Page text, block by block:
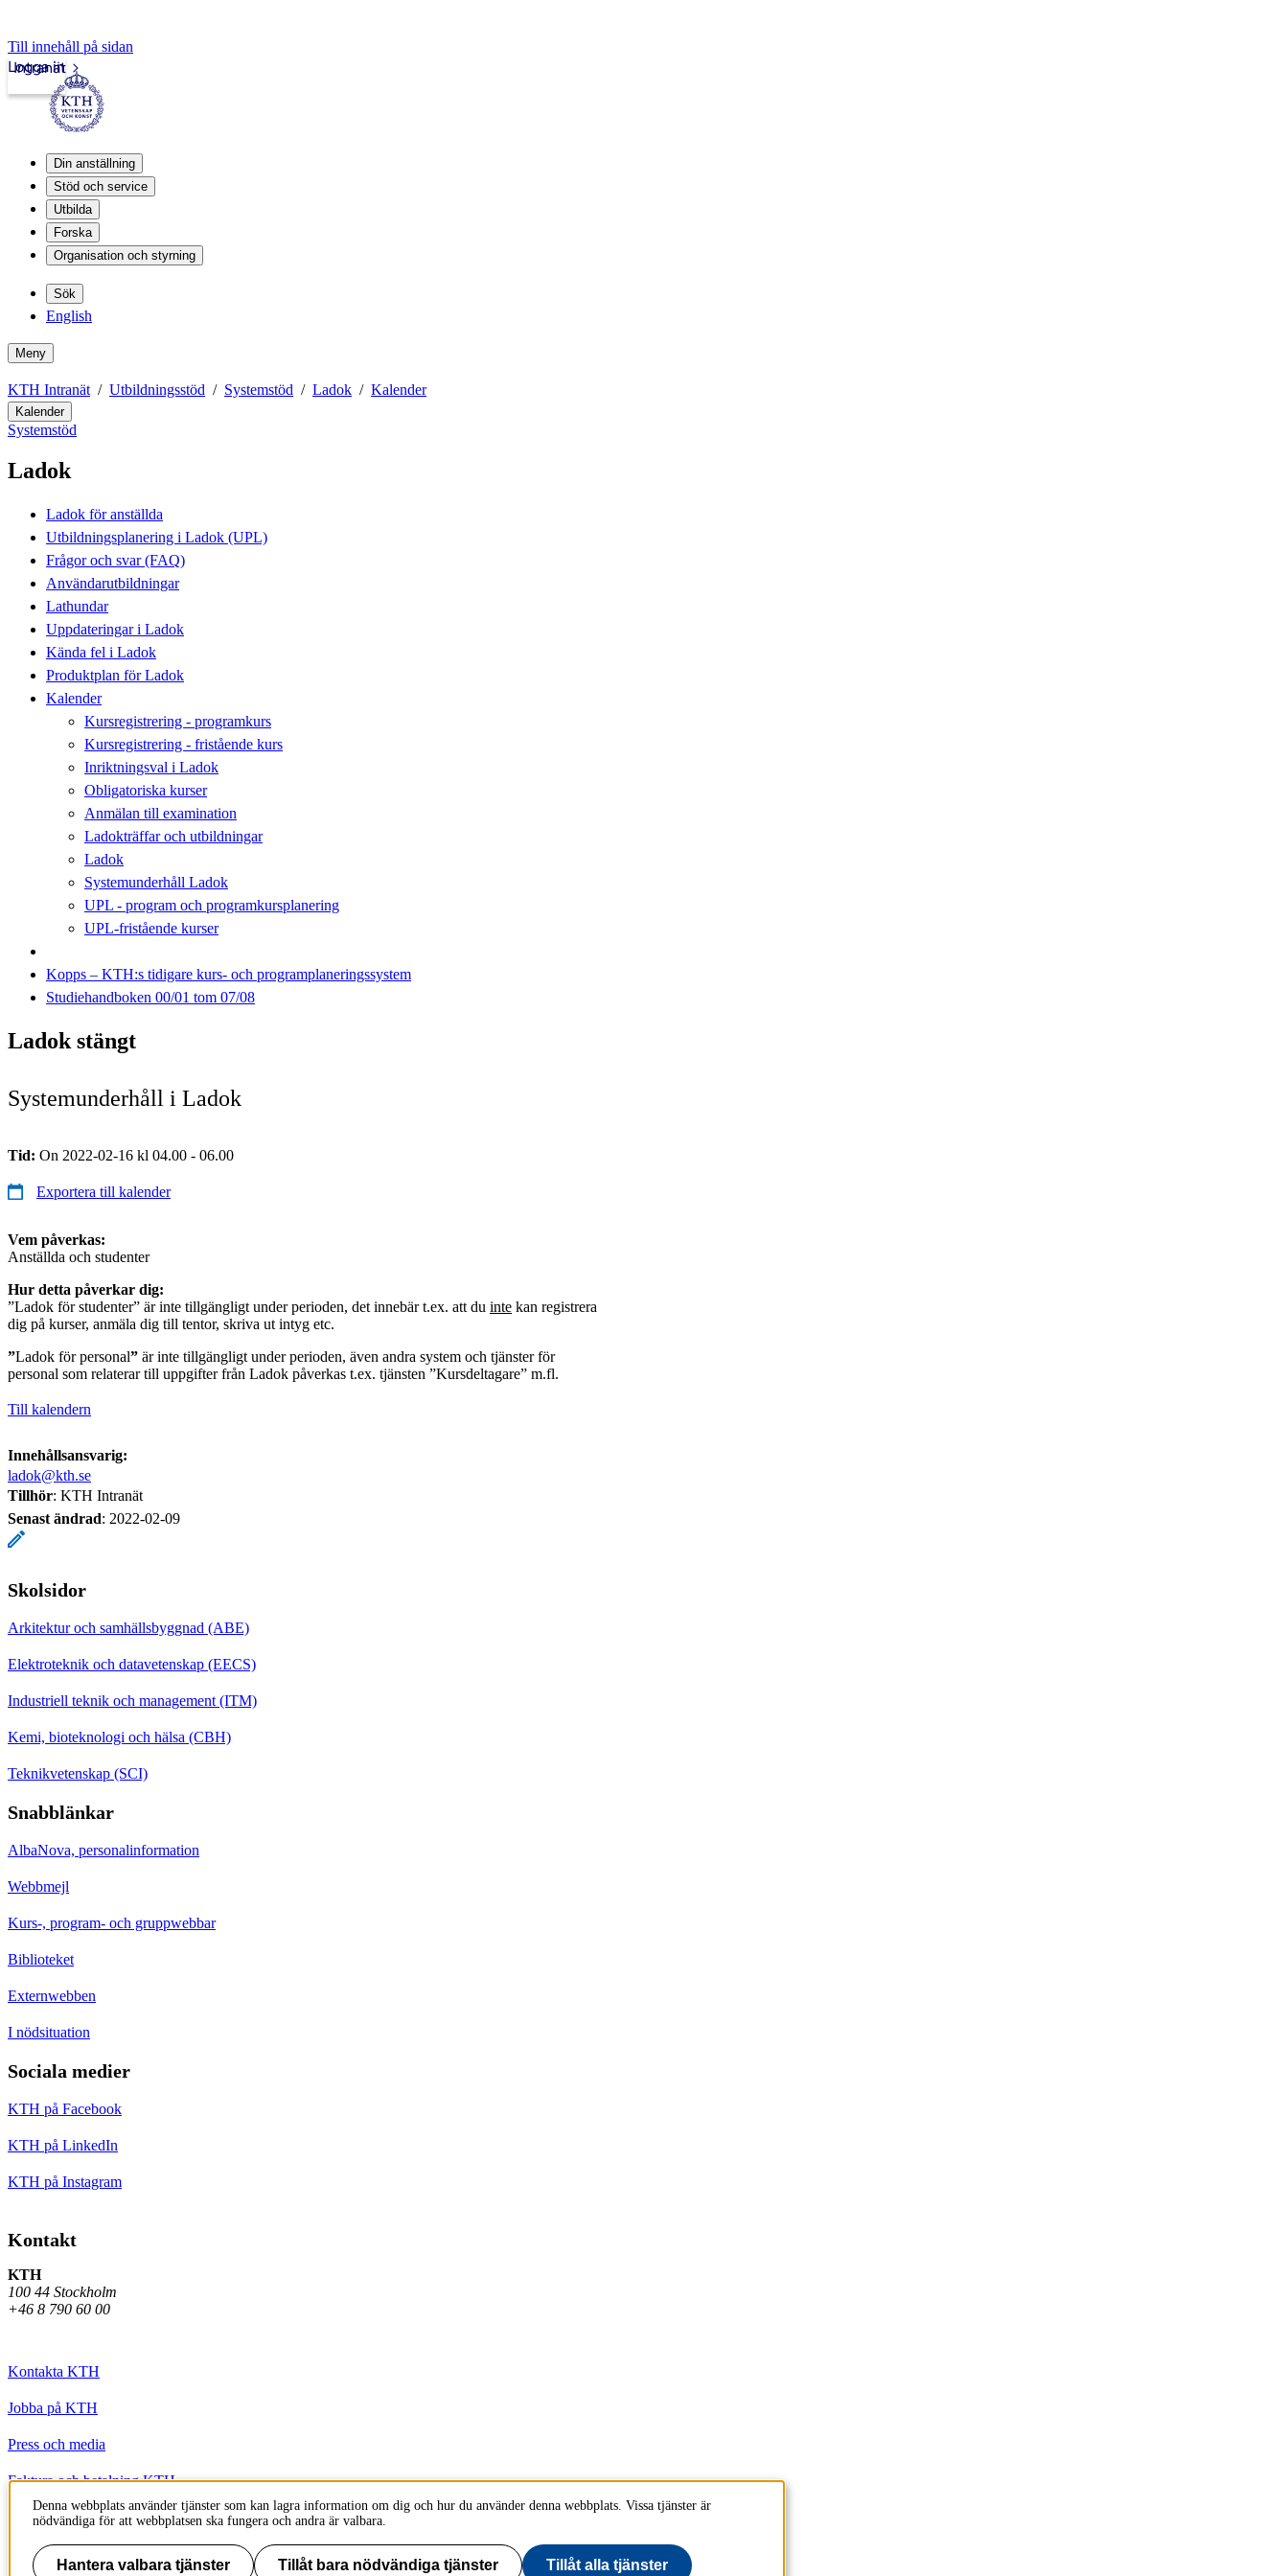
Till innehåll på sidan
Intranät
Logga in
Din anställning
Stöd och service
Utbilda
Forska
Organisation och styrning
Sök
English
Meny
KTH Intranät Utbildningsstöd Systemstöd Ladok Kalender
Kalender
Systemstöd
Ladok
Ladok för anställda
Utbildningsplanering i Ladok (UPL)
Frågor och svar (FAQ)
Användarutbildningar
Lathundar
Uppdateringar i Ladok
Kända fel i Ladok
Produktplan för Ladok
Kalender
Kursregistrering - programkurs
Kursregistrering - fristående kurs
Inriktningsval i Ladok
Obligatoriska kurser
Anmälan till examination
Ladokträffar och utbildningar
Ladok
Systemunderhåll Ladok
UPL - program och programkursplanering
UPL-fristående kurser
Kopps – KTH:s tidigare kurs- och programplaneringssystem
Studiehandboken 00/01 tom 07/08
Ladok stängt
Systemunderhåll i Ladok
Tid: On 2022-02-16 kl 04.00 - 06.00
Exportera till kalender
Vem påverkas:
Anställda och studenter
Hur detta påverkar dig:
”Ladok för studenter” är inte tillgängligt under perioden, det innebär t.ex. att du inte kan registrera
dig på kurser, anmäla dig till tentor, skriva ut intyg etc.
”Ladok för personal” är inte tillgängligt under perioden, även andra system och tjänster för
personal som relaterar till uppgifter från Ladok påverkas t.ex. tjänsten ”Kursdeltagare” m.fl.
Till kalendern
Innehållsansvarig:
ladok@kth.se
Tillhör: KTH Intranät
Senast ändrad: 2022-02-09
Skolsidor
Arkitektur och samhällsbyggnad (ABE)
Elektroteknik och datavetenskap (EECS)
Industriell teknik och management (ITM)
Kemi, bioteknologi och hälsa (CBH)
Teknikvetenskap (SCI)
Snabblänkar
AlbaNova, personalinformation
Webbmejl
Kurs-, program- och gruppwebbar
Biblioteket
Externwebben
I nödsituation
Sociala medier
KTH på Facebook
KTH på LinkedIn
KTH på Instagram
Kontakt
KTH
100 44 Stockholm
+46 8 790 60 00
Kontakta KTH
Jobba på KTH
Press och media
Faktura och betalning KTH
Om KTH:s webbplatser
Tillgänglighetsredogörelse
Denna webbplats använder tjänster som kan lagra information om dig och hur du använder denna webbplats. Vissa tjänster är
nödvändiga för att webbplatsen ska fungera och andra är valbara.
Hantera valbara tjänster Tillåt bara nödvändiga tjänster Tillåt alla tjänster